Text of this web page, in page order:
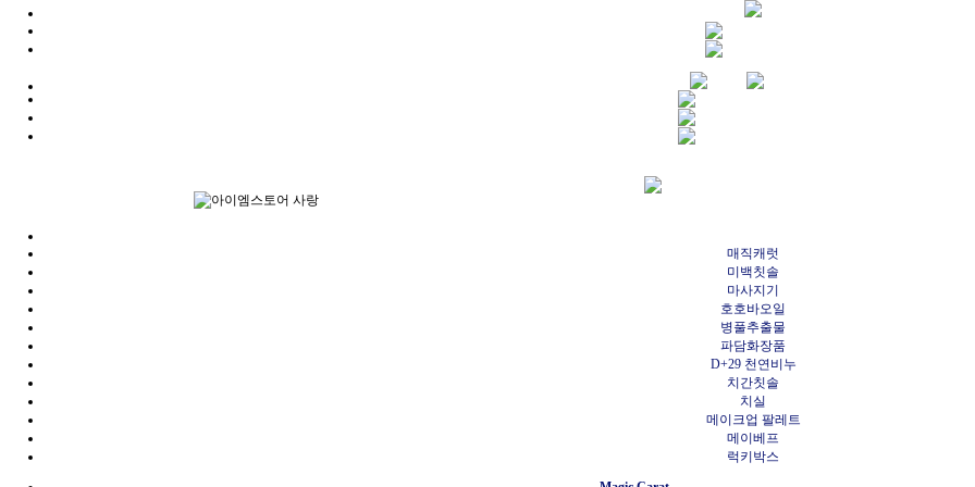
매직캐럿
미백칫솔
마사지기
호호바오일
병풀추출물
파담화장품
D+29 천연비누
치간칫솔
치실
메이크업 팔레트
메이베프
럭키박스